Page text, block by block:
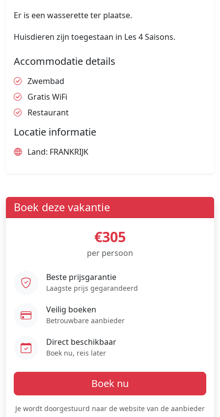
Er is een wasserette ter plaatse.
Huisdieren zijn toegestaan in Les 4 Saisons.
Accommodatie details
Zwembad
Gratis WiFi
Restaurant
Locatie informatie
Land: FRANKRIJK
Boek deze vakantie
€305
per persoon
Beste prijsgarantie
Laagste prijs gegarandeerd
Veilig boeken
Betrouwbare aanbieder
Direct beschikbaar
Boek nu, reis later
Boek nu
Je wordt doorgestuurd naar de website van de aanbieder